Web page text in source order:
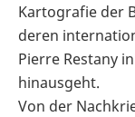
Kartografie der
deren
Pierre Restany
hinausgeht.
Von der